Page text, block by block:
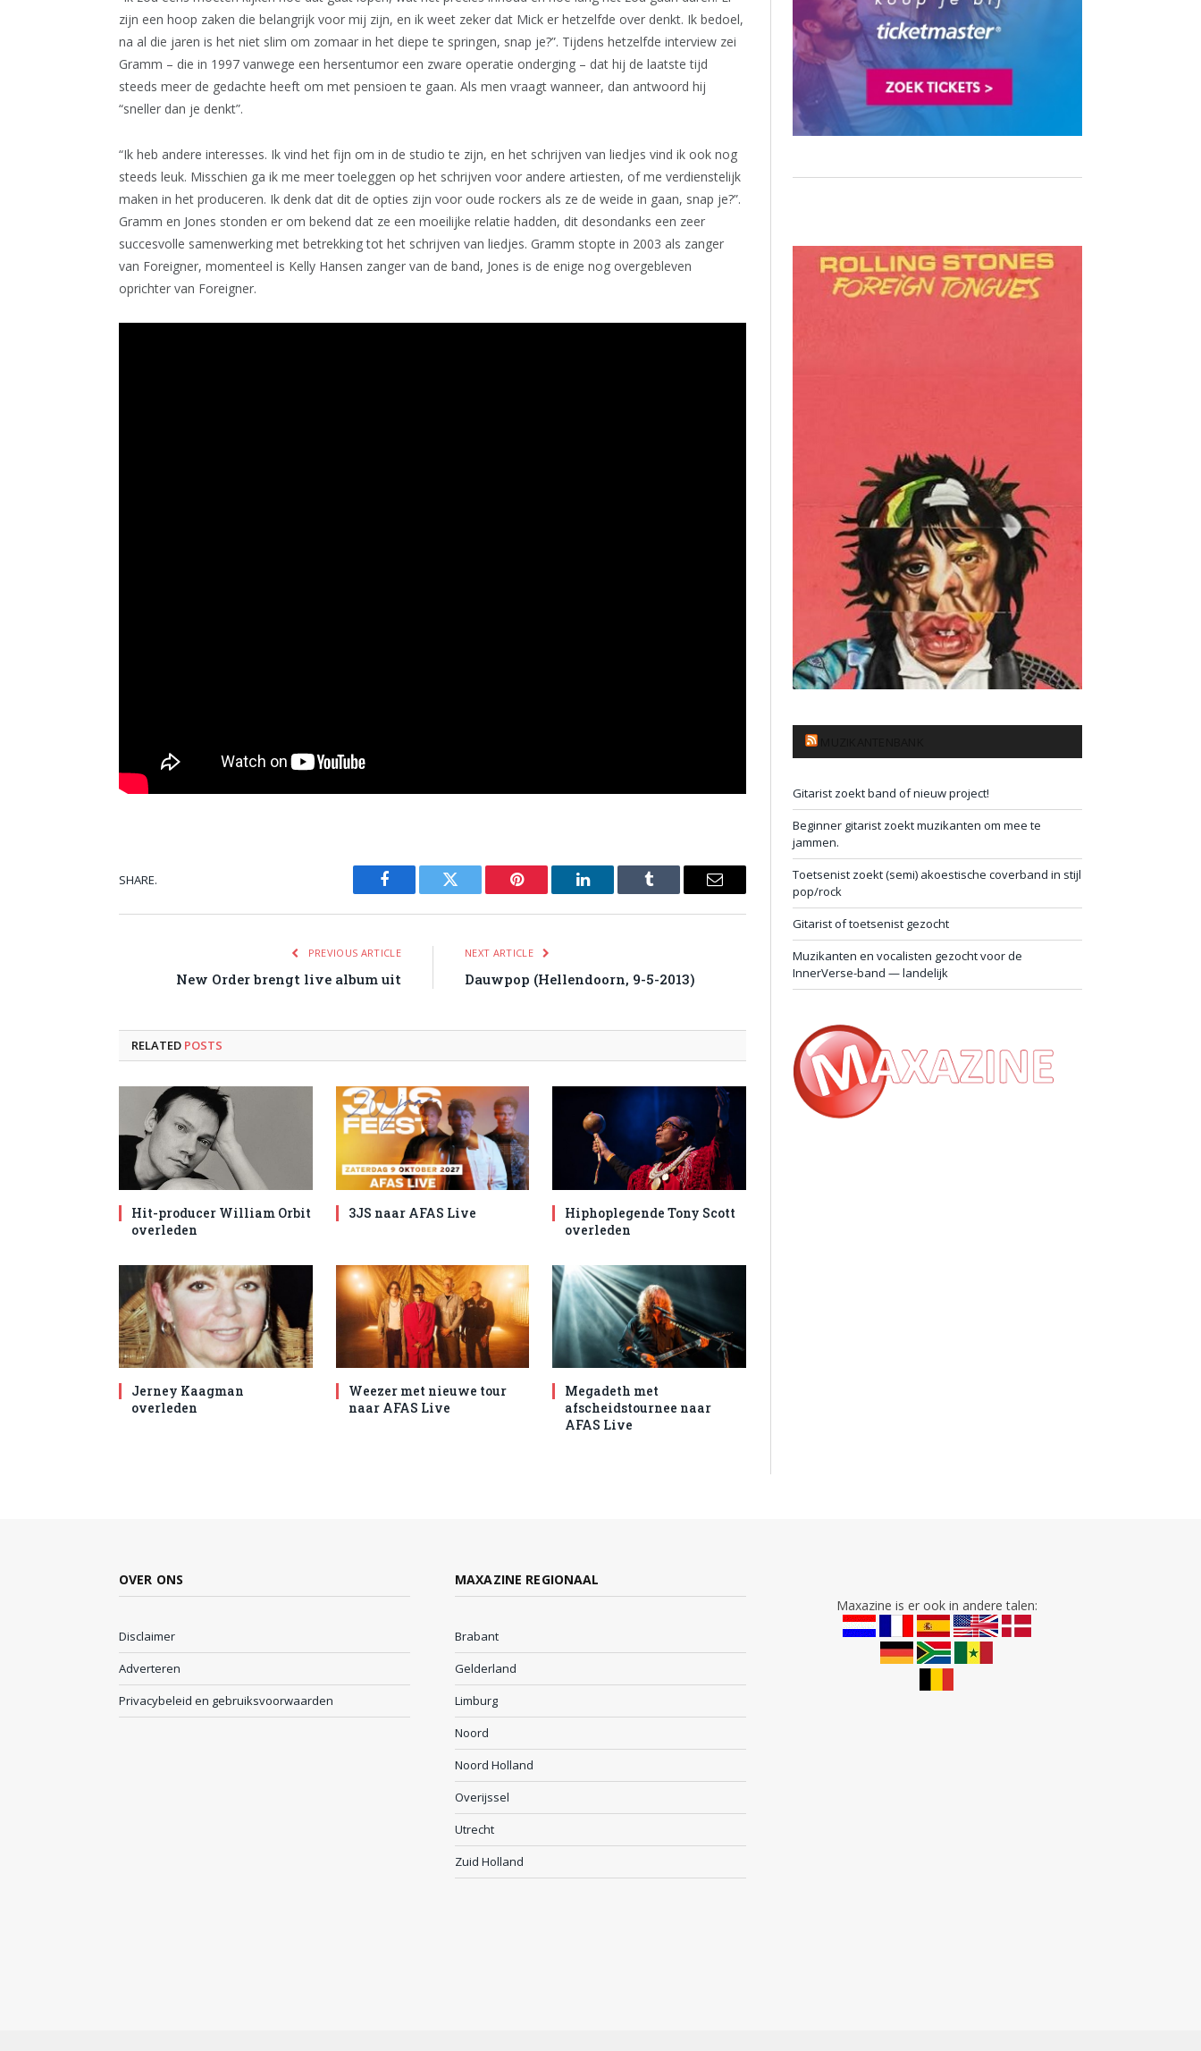
zijn een hoop zaken die belangrijk voor mij zijn, en ik weet zeker dat Mick er hetzelfde over denkt. Ik bedoel,
na al die jaren is het niet slim om zomaar in het diepe te springen, snap je?”. Tijdens hetzelfde interview zei
Gramm – die in 1997 vanwege een hersentumor een zware operatie onderging – dat hij de laatste tijd
steeds meer de gedachte heeft om met pensioen te gaan. Als men vraagt wanneer, dan antwoord hij
“sneller dan je denkt”.
“Ik heb andere interesses. Ik vind het fijn om in de studio te zijn, en het schrijven van liedjes vind ik ook nog
steeds leuk. Misschien ga ik me meer toeleggen op het schrijven voor andere artiesten, of me verdienstelijk
maken in het produceren. Ik denk dat dit de opties zijn voor oude rockers als ze de weide in gaan, snap je?”.
Gramm en Jones stonden er om bekend dat ze een moeilijke relatie hadden, dit desondanks een zeer
succesvolle samenwerking met betrekking tot het schrijven van liedjes. Gramm stopte in 2003 als zanger
van Foreigner, momenteel is Kelly Hansen zanger van de band, Jones is de enige nog overgebleven
oprichter van Foreigner.
SHARE.
Facebook Twitter Pinterest LinkedIn Tumblr Email
PREVIOUS ARTICLE
New Order brengt live album uit
NEXT ARTICLE
Dauwpop (Hellendoorn, 9-5-2013)
RELATED POSTS
Hit-producer William Orbit
overleden
3JS naar AFAS Live
Hiphoplegende Tony Scott
overleden
Jerney Kaagman
overleden
Weezer met nieuwe tour
naar AFAS Live
Megadeth met
afscheidstournee naar
AFAS Live
Gitarist zoekt band of nieuw project!
Beginner gitarist zoekt muzikanten om mee te
jammen.
Toetsenist zoekt (semi) akoestische coverband in stijl
pop/rock
Gitarist of toetsenist gezocht
Muzikanten en vocalisten gezocht voor de
InnerVerse-band — landelijk
OVER ONS
Disclaimer
Adverteren
Privacybeleid en gebruiksvoorwaarden
MAXAZINE REGIONAAL
Brabant
Gelderland
Limburg
Noord
Noord Holland
Overijssel
Utrecht
Zuid Holland
Maxazine is er ook in andere talen: